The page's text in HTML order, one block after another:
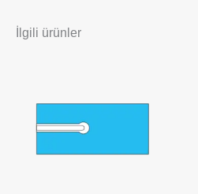
İlgili ürünler